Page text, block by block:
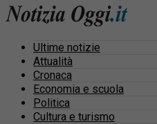
Ultime notizie
Attualità
Cronaca
Economia e scuola
Politica
Cultura e turismo